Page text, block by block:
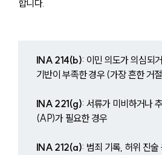
소식/자료
언론보도
공지사항
법률 블로그
세미나
합니다.
INA 214(b): 이민 의도가 의심되
기반이 부족한 경우 (가장 흔한 거
INA 221(g): 서류가 미비하거나
(AP)가 필요한 경우
INA 212(a): 범죄 기록, 허위 진술